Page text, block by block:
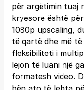
për argëtimin tuaj
kryesore është
1080p upscaling,
të qartë dhe më të
fleksibiliteti i
lejon të luani një
formatesh video.
bën ato të lehta